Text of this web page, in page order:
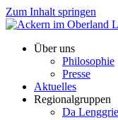
Zum Inhalt springen
Über uns
Philosophie
Presse
Aktuelles
Regionalgruppen
Da